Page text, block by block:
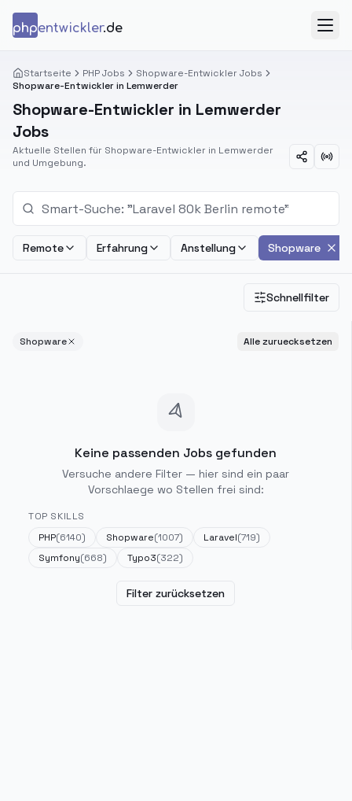
phpentwickler.de
Startseite PHP Jobs
Shopware-Entwickler Jobs
Shopware-Entwickler in Lemwerder
Shopware-Entwickler in Lemwerder
Jobs
Aktuelle Stellen für Shopware-Entwickler in Lemwerder
und Umgebung.
Remote Erfahrung Anstellung Shopware
Schnellfilter
Shopware Alle zuruecksetzen
Keine passenden Jobs gefunden
Versuche andere Filter — hier sind ein paar
Vorschlaege wo Stellen frei sind:
TOP SKILLS
PHP(6140) Shopware(1007) Laravel(719)
Symfony(668) Typo3(322)
Filter zurücksetzen